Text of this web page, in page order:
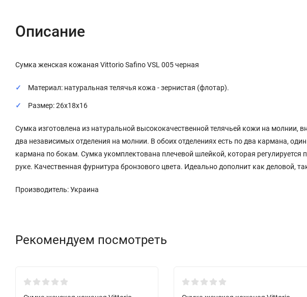
Описание
Сумка женская кожаная Vittorio Safino VSL 005 черная
Материал: натуральная телячья кожа - зернистая (флотар).
Размер: 26х18х16
Сумка изготовлена из натуральной высококачественной телячьей кожи на молнии,
два независимых отделения на молнии. В обоих отделениях есть по два кармана,
кармана по бокам. Сумка укомплектована плечевой шлейкой, которая регулируется
руке. Качественная фурнитура бронзового цвета. Идеально дополнит как деловой,
Производитель: Украина
Рекомендуем посмотреть
New! New!